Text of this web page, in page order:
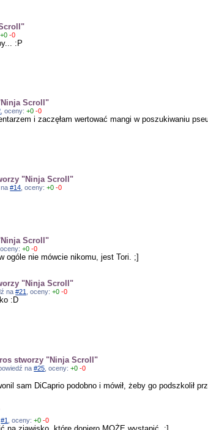
+0 -0
:P
Scroll"
, oceny:+0 -0
i zaczęłam wertować mangi w poszukiwaniu
"Ninja Scroll"
na#14 , oceny:+0 -0
Scroll"
, oceny:+0 -0
ogóle nie mówcie nikomu, jest Tori. ;]
"Ninja Scroll"
na#21, oceny:+0 -0
:D
stworzy "Ninja Scroll"
na#25 , oceny:+0 -0
sam DiCaprio podobno i mówił, żeby go podszkolił
#1, oceny:+0 -0